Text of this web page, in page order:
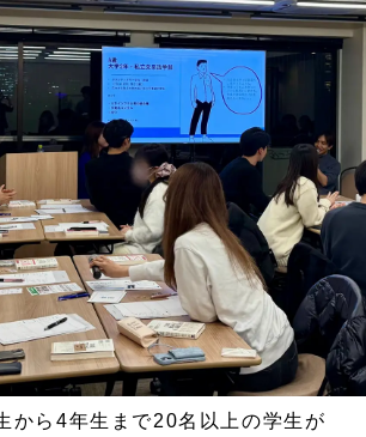
から4年生まで20名以上の学生が